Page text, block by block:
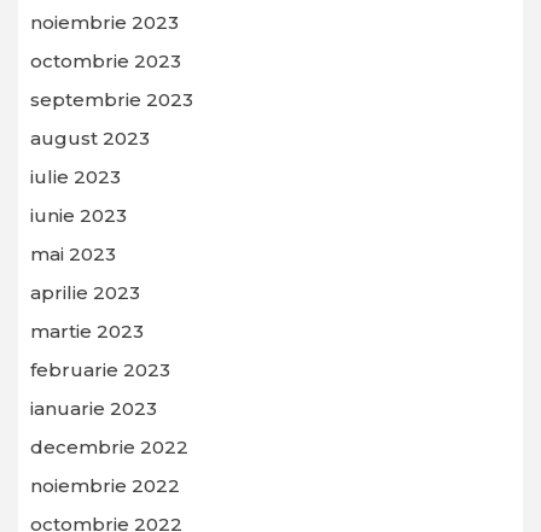
noiembrie 2023
octombrie 2023
septembrie 2023
august 2023
iulie 2023
iunie 2023
mai 2023
aprilie 2023
martie 2023
februarie 2023
ianuarie 2023
decembrie 2022
noiembrie 2022
octombrie 2022